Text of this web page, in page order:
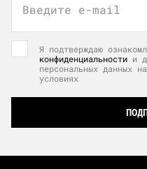
Введите e-mail
Я подтверждаю
конфиденциальности и
персональных данных
условиях